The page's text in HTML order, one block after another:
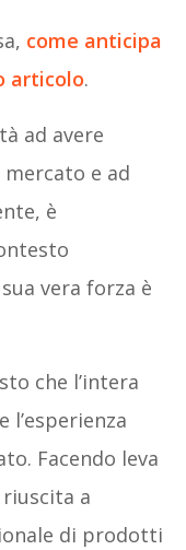
come anticipa
articolo.
ad avere
e ad
è
vera forza è
che l’intera
l’esperienza
Facendo leva
a
di prodotti